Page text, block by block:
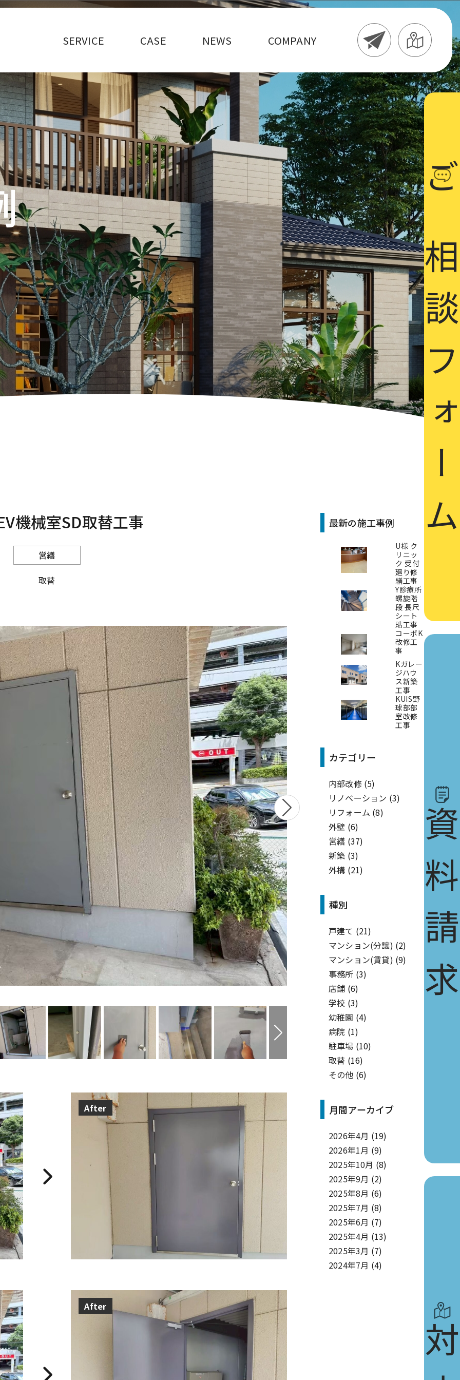
content/themes/oyama/header.phpon line29
SERVICE CASE NEWS COMPANY
機械室SD取替工事
営繕
取替
After
After
最新の施工事例
U様 ク
リニッ
ク 受付
廻り修
繕工事
Y診療所
螺旋階
段 長尺
シート
貼工事
コーポK
改修工
事
Kガレー
ジハウ
ス新築
工事
KUIS野
球部部
室改修
工事
カテゴリー
内部改修(5)
リノベーション (3)
リフォーム (8)
外壁 (6)
営繕 (37)
新築 (3)
外構 (21)
種別
戸建て (21)
マンション(分譲) (2)
マンション(賃貸) (9)
事務所 (3)
店舗 (6)
学校 (3)
幼稚園 (4)
病院 (1)
駐車場 (10)
取替 (16)
その他 (6)
月間アーカイブ
2026年4月 (19)
2026年1月 (9)
2025年10月 (8)
2025年9月 (2)
2025年8月 (6)
2025年7月 (8)
2025年6月 (7)
2025年4月 (13)
2025年3月 (7)
2024年7月 (4)
ご相談
資